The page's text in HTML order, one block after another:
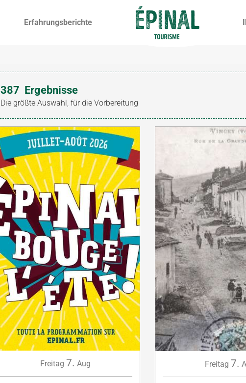
Erfahrungsberichte
387 Ergebnisse
Die größte Auswahl, für die Vorbereitung
Freitag 7. Aug Freitag 7.